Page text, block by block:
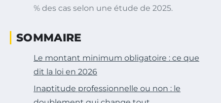
% des cas selon une étude de 2025.
SOMMAIRE
Le montant minimum obligatoire : ce que
dit la loi en 2026
Inaptitude professionnelle ou non : le